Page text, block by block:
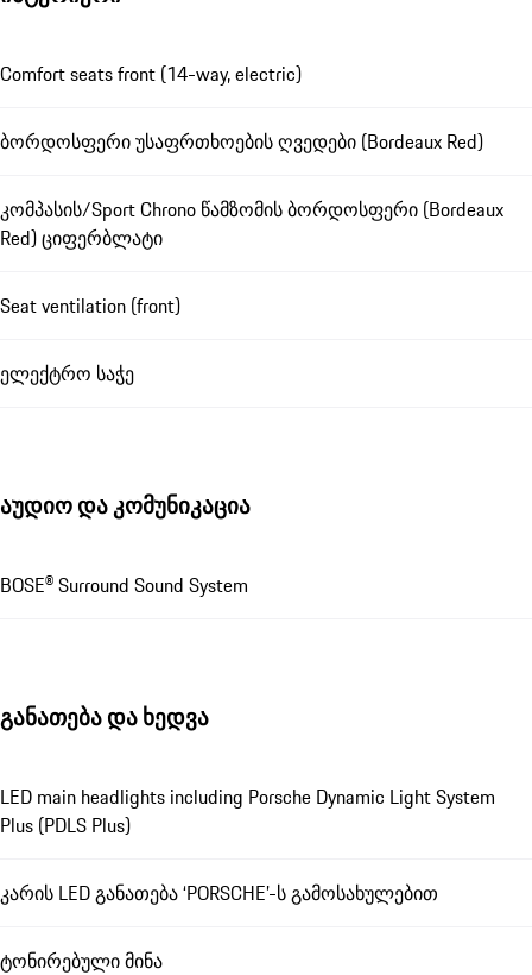
Comfort seats front (14-way, electric)
ბორდოსფერი უსაფრთხოების ღვედები (Bordeaux Red)
კომპასის/Sport Chrono წამზომის ბორდოსფერი (Bordeaux
Red) ციფერბლატი
Seat ventilation (front)
ელექტრო საჭე
აუდიო და კომუნიკაცია
BOSE® Surround Sound System
განათება და ხედვა
LED main headlights including Porsche Dynamic Light System
Plus (PDLS Plus)
კარის LED განათება ‘PORSCHE’-ს გამოსახულებით
ტონირებული მინა